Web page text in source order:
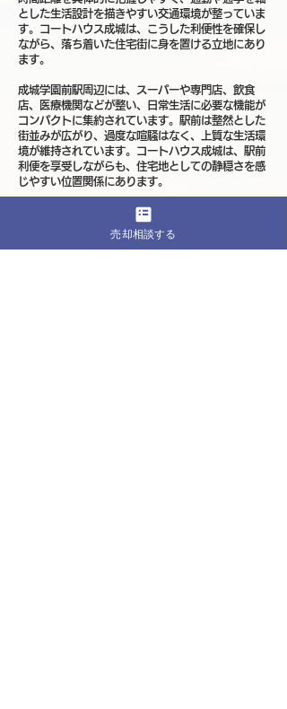
とした生活設計を描きやすい交通環境が整っていま
す。コートハウス成城は、こうした利便性を確保し
ながら、落ち着いた住宅街に身を置ける立地にあり
ます。
成城学園前駅周辺には、スーパーや専門店、飲食
店、医療機関などが整い、日常生活に必要な機能が
コンパクトに集約されています。駅前は整然とした
街並みが広がり、過度な喧騒はなく、上質な生活環
境が維持されています。コートハウス成城は、駅前
利便を享受しながらも、住宅地としての静穏さを感
じやすい位置関係にあります。
成城二丁目周辺は、低層住宅や中低層マンションを
中心としたエリアであり、街のスケール感が保たれ
ています。大規模な高層開発が連続する地域ではな
売却相談する